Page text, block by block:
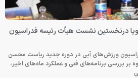
درنخستین نشست هیأت رئیسه فدراسیون
ورزش‌های آبی در دوره جدید ریاست محسن
بر بررسی برنامه‌های فنی و عملکرد ماه‌های اخیر،